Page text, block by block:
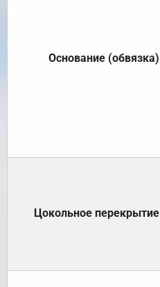
Основание (обвязка)
Цокольное перекрытие